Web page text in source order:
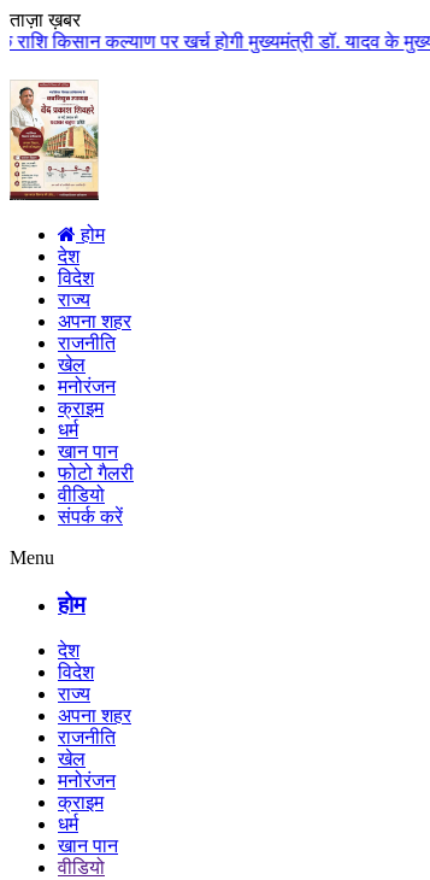
ताज़ा ख़बर
खर्च होगी मुख्यमंत्री डॉ. यादव के मुख्य आतिथ्य में
होम
देश
विदेश
राज्य
अपना शहर
राजनीति
खेल
मनोरंजन
क्राइम
धर्म
खान पान
फोटो गैलरी
वीडियो
संपर्क करें
Menu
होम
देश
विदेश
राज्य
अपना शहर
राजनीति
खेल
मनोरंजन
क्राइम
धर्म
खान पान
वीडियो